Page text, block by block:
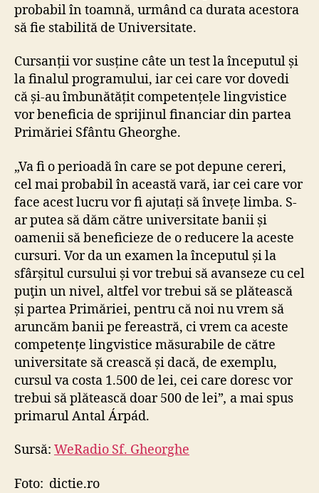
probabil în toamnă, urmând ca durata acestora
să fie stabilită de Universitate.
Cursanții vor susține câte un test la începutul și
la finalul programului, iar cei care vor dovedi
că și-au îmbunătățit competențele lingvistice
vor beneficia de sprijinul financiar din partea
Primăriei Sfântu Gheorghe.
„Va fi o perioadă în care se pot depune cereri,
cel mai probabil în această vară, iar cei care vor
face acest lucru vor fi ajutați să învețe limba. S-
ar putea să dăm către universitate banii și
oamenii să beneficieze de o reducere la aceste
cursuri. Vor da un examen la începutul și la
sfârșitul cursului și vor trebui să avanseze cu cel
puţin un nivel, altfel vor trebui să se plătească
și partea Primăriei, pentru că noi nu vrem să
aruncăm banii pe fereastră, ci vrem ca aceste
competențe lingvistice măsurabile de către
universitate să crească și dacă, de exemplu,
cursul va costa 1.500 de lei, cei care doresc vor
trebui să plătească doar 500 de lei”, a mai spus
primarul Antal Árpád.
Sursă: WeRadio Sf. Gheorghe
Foto: dictie.ro